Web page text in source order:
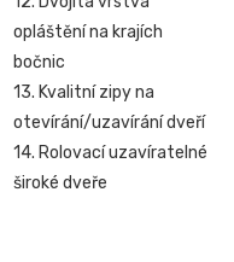
opláštění na krajích
bočnic
13. Kvalitní zipy na
otevírání/uzavírání dveří
14. Rolovací uzavíratelné
široké dveře